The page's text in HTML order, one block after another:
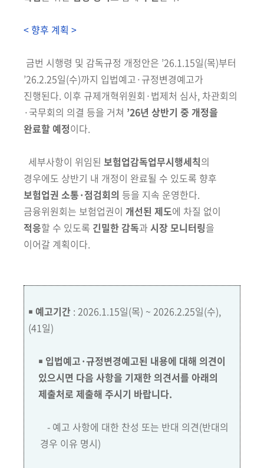
< 향후 계획 >
금번 시행령 및 감독규정 개정안은 ’26.1.15일(목)부터
’26.2.25일(수)까지 입법예고·규정변경예고가
진행된다. 이후 규제개혁위원회·법제처 심사, 차관회의
·국무회의 의결 등을 거쳐 ’26년 상반기 중 개정을
완료할 예정이다.
세부사항이 위임된 보험업감독업무시행세칙의
경우에도 상반기 내 개정이 완료될 수 있도록 향후
보험업권 소통·점검회의 등을 지속 운영한다.
금융위원회는 보험업권이 개선된 제도에 차질 없이
적응할 수 있도록 긴밀한 감독과 시장 모니터링을
이어갈 계획이다.
￭ 예고기간 : 2026.1.15일(목) ~ 2026.2.25일(수),
(41일)
￭ 입법예고·규정변경예고된 내용에 대해 의견이
있으시면 다음 사항을 기재한 의견서를 아래의
제출처로 제출해 주시기 바랍니다.
- 예고 사항에 대한 찬성 또는 반대 의견(반대의
경우 이유 명시)